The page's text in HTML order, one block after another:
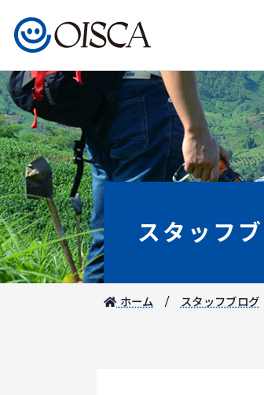
スタッフ
ホーム スタッフブログ